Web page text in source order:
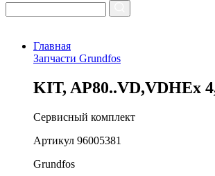
Главная
Запчасти Grundfos
KIT, AP80..VD,VDHEx
Сервисный комплект
Артикул 96005381
Grundfos